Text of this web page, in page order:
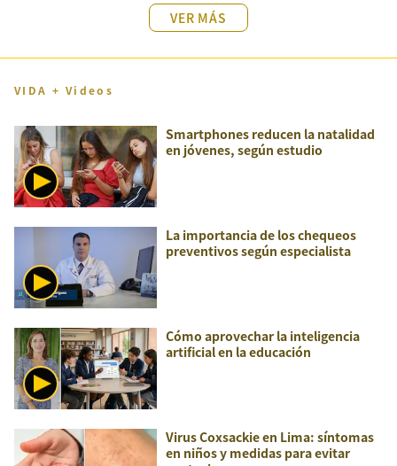
VER MÁS
VIDA + Videos
Smartphones reducen la natalidad
en jóvenes, según estudio
La importancia de los chequeos
preventivos según especialista
Cómo aprovechar la inteligencia
artificial en la educación
Virus Coxsackie en Lima: síntomas
en niños y medidas para evitar